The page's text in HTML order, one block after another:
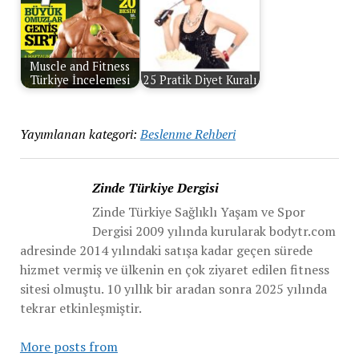
Muscle and Fitness
Türkiye İncelemesi
25 Pratik Diyet Kuralı
Yayımlanan kategori: Beslenme Rehberi
Zinde Türkiye Dergisi
Zinde Türkiye Sağlıklı Yaşam ve Spor
Dergisi 2009 yılında kurularak bodytr.com
adresinde 2014 yılındaki satışa kadar geçen sürede
hizmet vermiş ve ülkenin en çok ziyaret edilen fitness
sitesi olmuştu. 10 yıllık bir aradan sonra 2025 yılında
tekrar etkinleşmiştir.
More posts from